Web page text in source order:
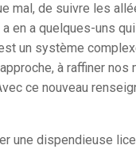
mal, de suivre les
en a quelques-uns
un système
à raffiner nos
ce nouveau
une dispendieuse